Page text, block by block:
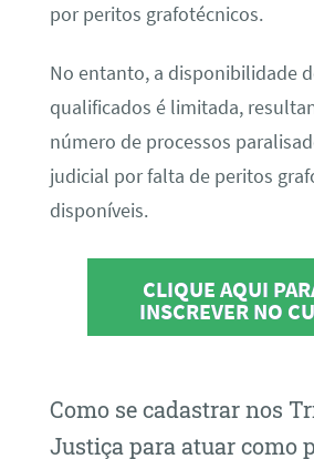
por peritos grafotécnicos.
No entanto, a disponibilidade
qualificados é limitada,
número de processos
judicial por falta de peritos
disponíveis.
CLIQUE AQUI
INSCREVER NO
Como se cadastrar nos
Justiça para atuar como